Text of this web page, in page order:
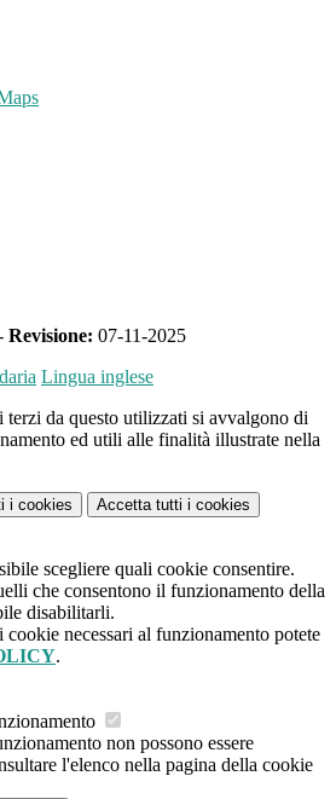
Revisione: 07-11-2025
Lingua inglese
terzi da questo utilizzati si avvalgono di
ed utili alle finalità illustrate nella
i cookies Accetta tutti i cookies
scegliere quali cookie consentire.
che consentono il funzionamento della
disabilitarli.
cookie necessari al funzionamento potete
.
non possono essere
l'elenco nella pagina della cookie